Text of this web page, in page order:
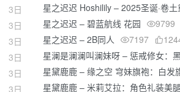
3日
星之迟迟 Hoshilily – 2025圣诞·卷
3日
星之迟迟 – 碧蓝航线 花园 9799
3日
星之迟迟 – 2B同人 7197
3日
星澜是澜澜叫澜妹呀 – 惩戒修女：
3日
星黛鹿鹿 – 缘之空 穹妹旗袍：白发
3日
星黛鹿鹿 – 米莉艾拉：角色礼装美